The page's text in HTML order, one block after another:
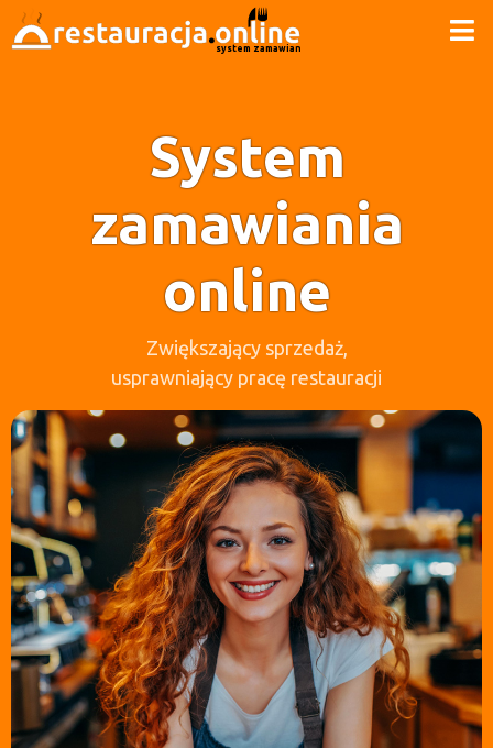
System
zamawiania
online
Zwiększający sprzedaż,
usprawniający pracę restauracji
system zamawiania